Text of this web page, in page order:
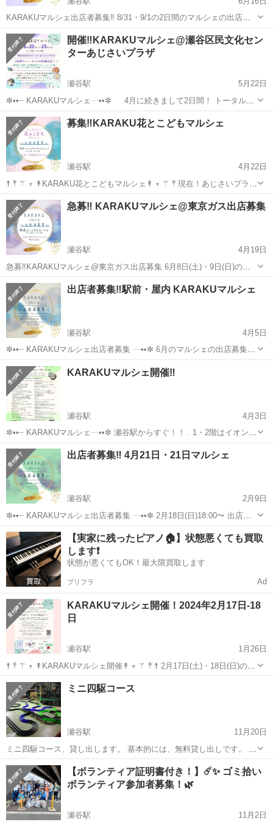
KARAKUマルシェ出店者募集‼️ 8/31・9/1の2日間のマルシェの出店募
集内容になります♪ 瀬谷駅前❗️屋内❗️入場無料❗️ 天候の心配がなく、快適
な空間でのご出店ができます♪ 是非！お気軽にご相談ください✨ ...
神奈川 横浜市 瀬谷駅 その他 マルシェ
開催‼️KARAKUマルシェ@瀬谷区民文化セン
ターあじさいプラザ
瀬谷駅
5月22日
✼••┈ KARAKUマルシェ┈••✼ 4月に続きまして2日間！ トータル54
店舗が出店予定✨ イートインコーナーもあります🥐🍪 《開催場所》
瀬谷区民文化センターあじさいプラザ 横浜市瀬谷区瀬谷四丁目4番地
10(ラ...
神奈川 横浜市 瀬谷駅 その他 文化センター
募集‼️KARAKU花とこどもマルシェ
瀬谷駅
4月22日
☨ 𖤣 ⚚ 𖥧 ↟KARAKU花とこどもマルシェ↟ 𖥧 ⚚ 𖤣 現在！あじさいプラザ
でマルシェを開催中です✨ 6月の募集2件に続きまして 出店募集のお知
らせです‼️ 中屋敷地区センターさんのご協力により！ お子さまが...
神奈川 横浜市 瀬谷駅
急募‼️ KARAKUマルシェ@東京ガス出店募集
瀬谷駅
4月19日
急募‼️KARAKUマルシェ@東京ガス出店募集 6月8日(土)・9日(日)の二
日間 東京ガスライフバル横浜西旭店にて 会員感謝DAYイベントが開催
されます！ その中でKARAKUマルシェを行わせていただくことが決定
いた...
神奈川 横浜市 瀬谷駅 その他 マルシェ
出店者募集‼️駅前・屋内 KARAKUマルシェ
瀬谷駅
4月5日
✼••┈ KARAKUマルシェ出店者募集 ┈••✼ 6月のマルシェの出店募集内
容になります♪ 瀬谷駅前❗️屋内❗️入場無料❗️ 天候の心配がなく、快適な空
神奈川 横浜市 マルシェ
KARAKUマルシェ開催‼️
瀬谷駅
4月3日
✼••┈ KARAKUマルシェ┈••✼ 瀬谷駅からすぐ！！ . 1・2階はイオンス
タイル横浜瀬谷 地下駐車場からエレベーターでそのまま 3階までお越
しいただけます♡ . 2日間でトータル54店舗が出店予定✨ . 《開催場...
神奈川 横浜市 瀬谷駅 その他 ランタン
出店者募集‼️ 4月21日・21日マルシェ
瀬谷駅
2月9日
✼••┈ KARAKUマルシェ出店者募集 ┈••✼ 2月18日(日)18:00〜 出店者
募集の受付開始します✨ 本日に続きまして、4月にマルシェを開催させ
ていただきます🌱 駅前❗️室内❗️入場無料❗️ お気軽に出店...
神奈川 横浜市 瀬谷駅 その他 マルシェ
【実家に残ったピアノ🏠】状態悪くても買取
します❗️
状態が悪くてもOK！最大限買取します
プリフラ Ad
KARAKUマルシェ開催！2024年2月17日-18
日
瀬谷駅
1月26日
☨ 𖤣 ⚚ 𖥧 ↟KARAKUマルシェ開催↟ 𖥧 ⚚ 𖤣 ☨ 2月17日(土)・18日(日)の2
日間 11:00〜16:00 . 瀬谷駅前のあじさいプラザ館内 入場無料のイベン
トです！ . お子様から大人まで楽しんでいただ...
神奈川 横浜市 瀬谷駅
ミニ四駆コース
瀬谷駅
11月20日
ミニ四駆コース、貸し出します。 基本的には、無料貸し出しです。 ※
貸出しにあたり条件がありますので、お気軽にお問い合わせくださ
い。 いろんなパターンのコースをまとめて購入していますので、場所
によってはいくつかのコースにわけ...
神奈川 横浜市 瀬谷駅 その他 ミニ四駆
【ボランティア証明書付き！】☄️✨ ゴミ拾い
ボランティア参加者募集！🌿
瀬谷駅 11月2日